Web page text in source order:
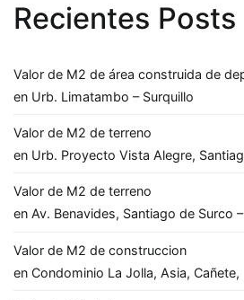
Recientes Posts
Valor de M2 de área construida de
en Urb. Limatambo – Surquillo
Valor de M2 de terreno
en Urb. Proyecto Vista Alegre,
Valor de M2 de terreno
en Av. Benavides, Santiago de Surco
Valor de M2 de construccion
en Condominio La Jolla, Asia, Cañete,